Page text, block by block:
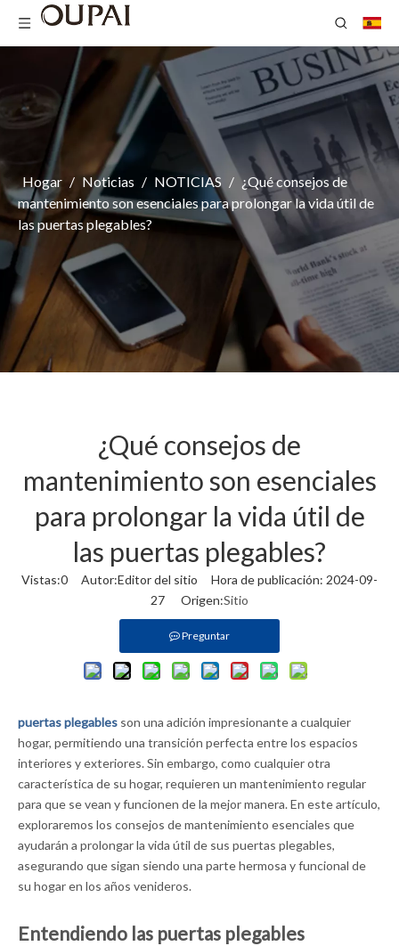
Hogar / Noticias / NOTICIAS / ¿Qué consejos de
mantenimiento son esenciales para prolongar la vida útil de
las puertas plegables?
¿Qué consejos de
mantenimiento son esenciales
para prolongar la vida útil de
las puertas plegables?
Vistas:0 Autor:Editor del sitio Hora de publicación: 2024-09-
27 Origen:Sitio
Preguntar
puertas plegables son una adición impresionante a cualquier
hogar, permitiendo una transición perfecta entre los espacios
interiores y exteriores. Sin embargo, como cualquier otra
característica de su hogar, requieren un mantenimiento regular
para que se vean y funcionen de la mejor manera. En este artículo,
exploraremos los consejos de mantenimiento esenciales que
ayudarán a prolongar la vida útil de sus puertas plegables,
asegurando que sigan siendo una parte hermosa y funcional de
su hogar en los años venideros.
Entendiendo las puertas plegables